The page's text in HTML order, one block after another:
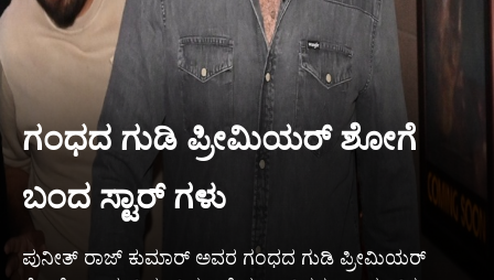
ಗಂಧದ ಗುಡಿ ಪ್ರೀಮಿಯರ್ ಶೋಗೆ
ಬಂದ ಸ್ಟಾರ್ ಗಳು
ಪುನೀತ್ ರಾಜ್ ಕುಮಾರ್ ಅವರ ಗಂಧದ ಗುಡಿ ಪ್ರೀಮಿಯರ್